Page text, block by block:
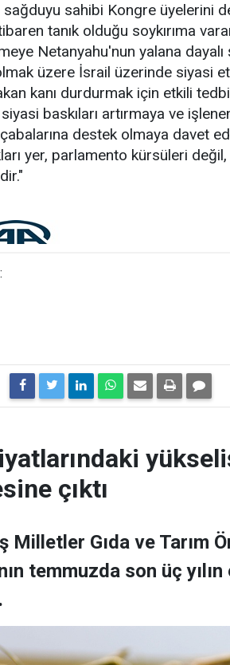
sağduyu sahibi Kongre üyelerini
tanık olduğu soykırıma
Netanyahu'nun yalana
üzere İsrail üzerinde siyasi
kanı durdurmak için etkili
baskıları artırmaya ve
destek olmaya davet
yer, parlamento kürsüleri
çıktı
Milletler Gıda ve Tarım
temmuzda son üç